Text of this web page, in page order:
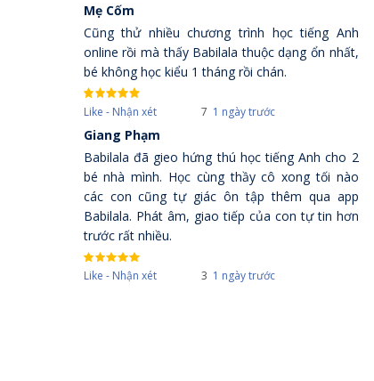
Mẹ Cốm
Cũng thử nhiều chương trình học tiếng Anh
online rồi mà thấy Babilala thuộc dạng ổn nhất,
bé không học kiểu 1 tháng rồi chán.
Like - Nhận xét 7 1 ngày trước
Giang Phạm
Babilala đã gieo hứng thú học tiếng Anh cho 2
bé nhà mình. Học cùng thầy cô xong tối nào
các con cũng tự giác ôn tập thêm qua app
Babilala. Phát âm, giao tiếp của con tự tin hơn
trước rất nhiều.
Like - Nhận xét 3 1 ngày trước